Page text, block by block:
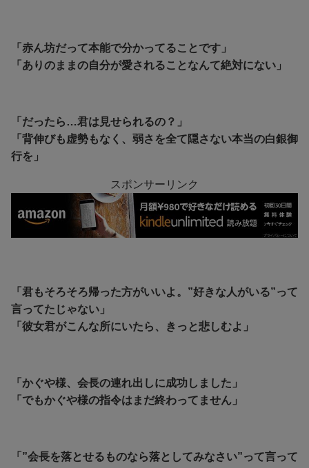
「赤ん坊だって本能で分かってることです」
「ありのままの自分が愛されることなんて絶対にない」
「だったら…君は見せられるの？」
「背伸びも虚勢もなく、弱さを全て隠さない本当の白銀御
行を」
スポンサーリンク
「君もそろそろ帰った方がいいよ。”好きな人がいる”って
言ってたじゃない」
「彼女君がこんな所にいたら、きっと悲しむよ」
「かぐや様、会長の連れ出しに成功しました」
「でもかぐや様の指令はまだ終わってません」
「”会長を落とせるものなら落としてみなさい”って言って